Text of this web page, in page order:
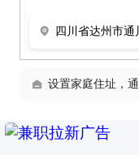
四川省达州市
设置家庭住址，